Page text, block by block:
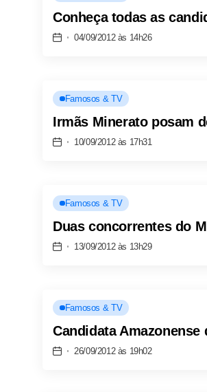
Conheça todas as
04/09/2012 às 14h26
Famosos & TV
Irmãs Minerato posam
10/09/2012 às 17h31
Famosos & TV
Duas concorrentes do
13/09/2012 às 13h29
Famosos & TV
Candidata
26/09/2012 às 19h02